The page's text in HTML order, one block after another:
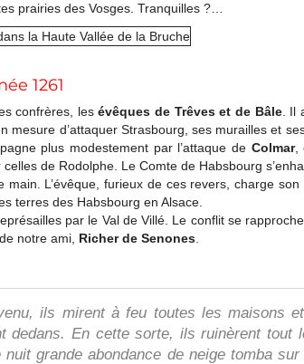
prairies des Vosges. Tranquilles ?…
1261
confrères, lesévêques de Trêves et de Bâle. Il
mesure d’attaquer Strasbourg, ses murailles et
plus modestement par l’attaque de Colmar,
de Rodolphe. Le Comte de Habsbourg
main. L’évêque, furieux de ces revers, charge son
terres des Habsbourg en Alsace.
par le Val de Villé. Le conflit se
notre ami, Richer de Senones
ils mirent à feu toutes les maisons
dedans. En cette sorte, ils ruinèrent tout
nuit grande abondance de neige tomba